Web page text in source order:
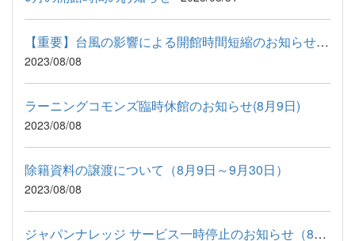
【重要】台風の影響による開館時間短縮のお知らせ(8月8日)
2023/08/08
ラーニングコモンズ臨時休館のお知らせ(8月9日)
2023/08/08
除籍資料の譲渡について（8月9日～9月30日）
2023/08/08
ジャパンナレッジ サービス一時停止のお知らせ（8月26日）